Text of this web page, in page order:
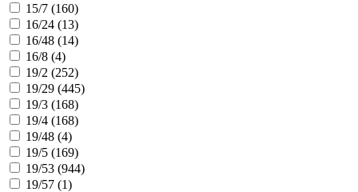
15/7 (160)
16/24 (13)
16/48 (14)
16/8 (4)
19/2 (252)
19/29 (445)
19/3 (168)
19/4 (168)
19/48 (4)
19/5 (169)
19/53 (944)
19/57 (1)